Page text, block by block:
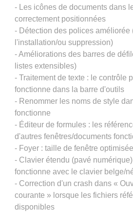
- Les icônes de documents dans
correctement positionnées
- Détection des polices améliorée
l'installation/ou suppression)
- Améliorations des barres de
listes extensibles)
- Traitement de texte : le contrôle
fonctionne dans la barre d'outils
- Renommer les noms de style
fonctionne
- Éditeur de formules : les
d'autres fenêtres/documents
- Foyer : taille de fenêtre
- Clavier étendu (pavé
fonctionne avec le clavier belge/
- Correction d'un crash dans «
courante » lorsque les fichiers
disponibles